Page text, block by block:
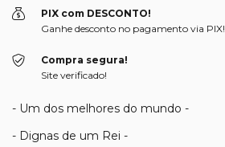
PIX com DESCONTO!
Ganhe desconto no pagamento via PIX!
Compra segura!
Site verificado!
- Um dos melhores do mundo -
- Dignas de um Rei -